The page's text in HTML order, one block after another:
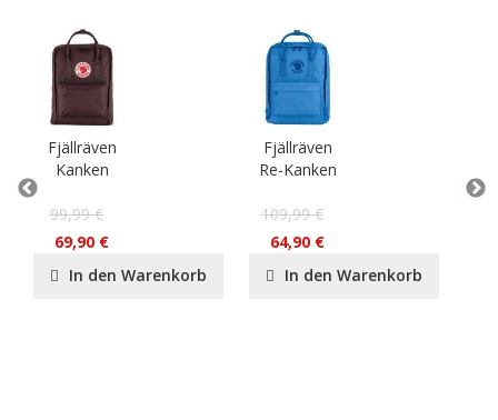
Fjällräven
Kanken
99,99 €
69,90 €
In den Warenkorb
Fjällräven
Re-Kanken
109,99 €
64,90 €
In den Warenkorb